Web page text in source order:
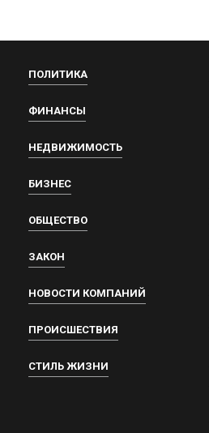
ПОЛИТИКА
ФИНАНСЫ
НЕДВИЖИМОСТЬ
БИЗНЕС
ОБЩЕСТВО
ЗАКОН
НОВОСТИ КОМПАНИЙ
ПРОИСШЕСТВИЯ
СТИЛЬ ЖИЗНИ